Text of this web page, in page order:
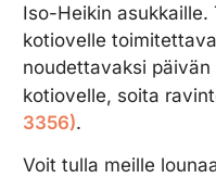
Iso-Heikin asukkaille.
kotiovelle
noudettavaksi
kotiovelle, soita
3356).
Voit tulla meille